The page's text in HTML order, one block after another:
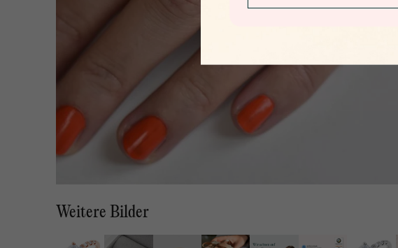
Weitere Bilder